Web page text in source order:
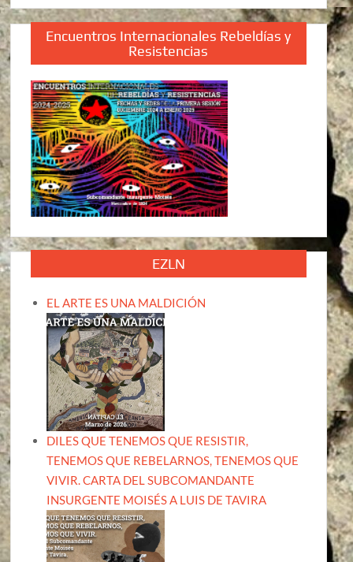
Encuentros Internacionales Rebeldías y
Resistencias
EZLN
EL ARTE ES UNA MALDICIÓN
DILES QUE TENEMOS QUE RESISTIR,
TENEMOS QUE REBELARNOS, TENEMOS QUE
VIVIR. CARTA DEL SUBCOMANDANTE
INSURGENTE MOISÉS A LUIS DE TAVIRA